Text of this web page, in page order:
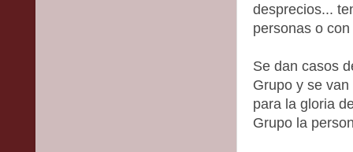
desprecios...
personas o
Se dan casos
Grupo y se
para la gloria
Grupo la